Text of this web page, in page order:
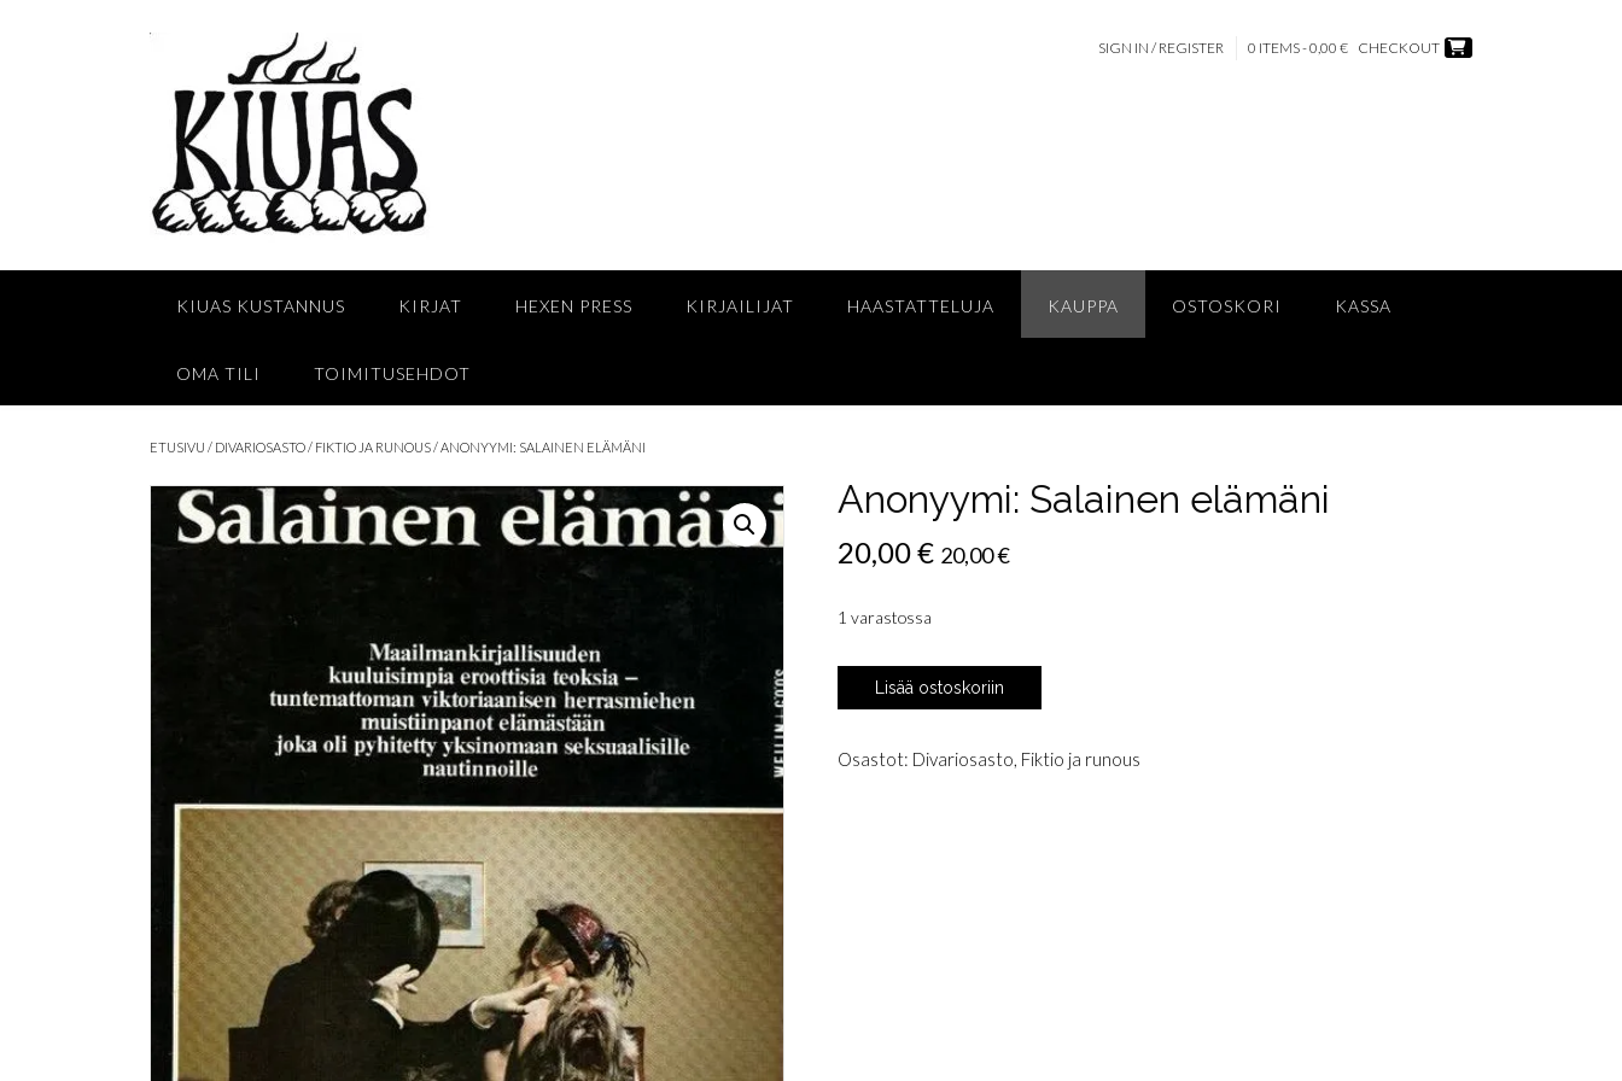
SIGN IN / REGISTER 0 ITEMS - 0,00 € CHECKOUT
KIUAS KUSTANNUS KIRJAT HEXEN PRESS KIRJAILIJAT HAASTATTELUJA KAUPPA OSTOSKORI KASSA
OMA TILI TOIMITUSEHDOT
ETUSIVU / DIVARIOSASTO/ FIKTIO JA RUNOUS/ ANONYYMI: SALAINEN ELÄMÄNI
Anonyymi: Salainen elämäni
20,00€ 20,00€
1 varastossa
Anonyymi:
Salainen
määrä
Lisää ostoskoriin
Osastot: Divariosasto, Fiktio ja runous